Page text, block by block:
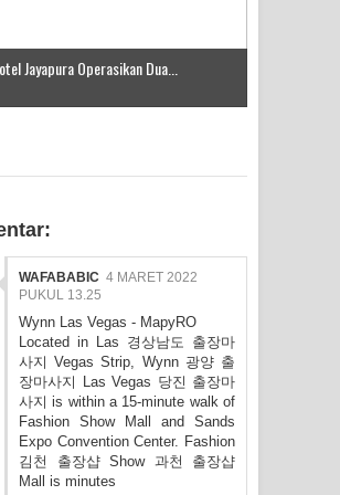
Mantan Sekda Jayawijaya Jadi
Tersangka Kasus Korupsi Jalan
Lingkar
Papuan Artisans Take Center Stage
at Indonesia's National Craft
Anniversary in Makassar
Jayapura Operasikan Dua...
WAFABABIC 4 MARET 2022
PUKUL 13.25
Wynn Las Vegas - MapyRO
Located in Las 경상남도 출장마
사지 Vegas Strip, Wynn 광양 출
장마사지
Las Vegas 당진 출장마
사지 is within a 15-minute walk of
Fashion Show Mall and Sands
Expo Convention Center. Fashion
김천 출장샵Show 과천 출장샵
Mall is minutes